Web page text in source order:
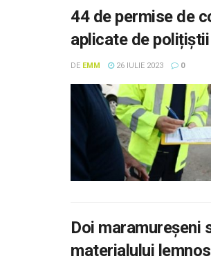
44 de permise de
aplicate de
DE EMM 26 IULIE 2023 0
Doi
materialului